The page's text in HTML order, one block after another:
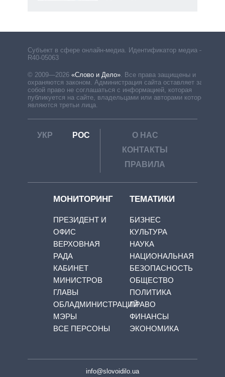
Субъект в сфере онлайн-медиа. Идентификатор медиа –
R40-05063
© 2009—2026 «Слово и Дело». Все права защищены и
охраняются законом. Администрация сайта оставляет за
собой право не соглашаться с информацией, которая
публикуется на сайте, владельцами или авторами которой
являются третьи лица.
УКР РОС
О НАС
КОНТАКТЫ
ПРАВИЛА
МОНИТОРИНГ
ПРЕЗИДЕНТ И
ОФИС
ВЕРХОВНАЯ
РАДА
КАБИНЕТ
МИНИСТРОВ
ГЛАВЫ
ОБЛАДМИНИСТРАЦИЙ
МЭРЫ
ВСЕ ПЕРСОНЫ
ТЕМАТИКИ
БИЗНЕС
КУЛЬТУРА
НАУКА
НАЦИОНАЛЬНАЯ
БЕЗОПАСНОСТЬ
ОБЩЕСТВО
ПОЛИТИКА
ПРАВО
ФИНАНСЫ
ЭКОНОМИКА
info@slovoidilo.ua